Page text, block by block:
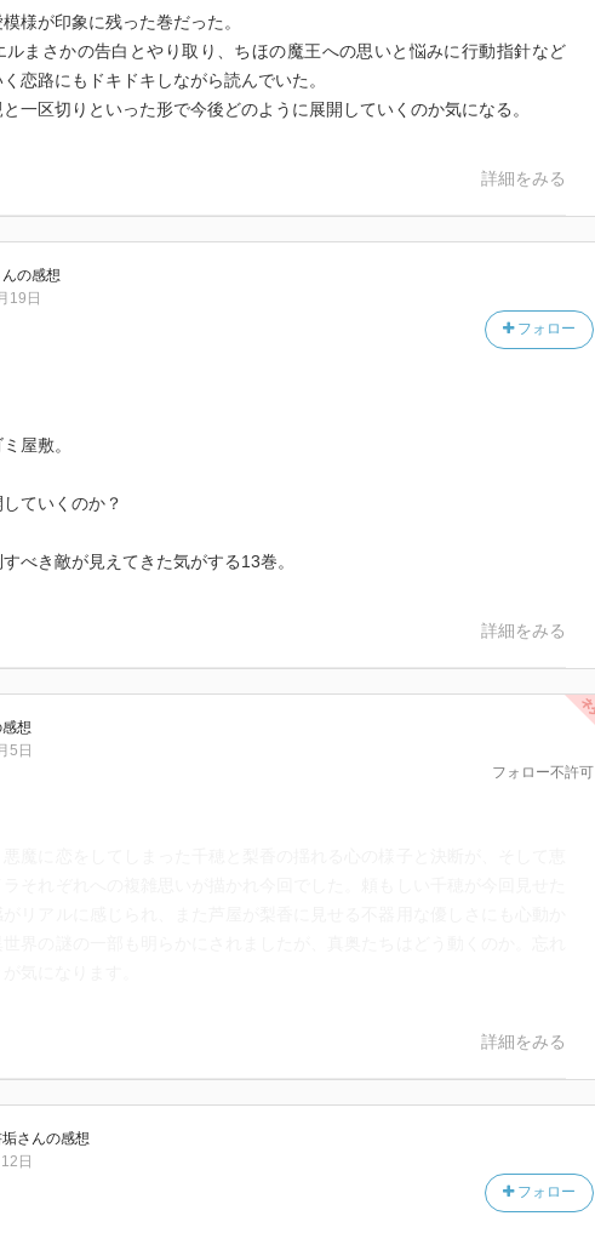
様が印象に残った巻だった。
ルまさかの告白とやり取り、ちほの魔王への思いと悩みに行動指針など
恋路にもドキドキしながら読んでいた。
一区切りといった形で今後どのように展開していくのか気になる。
詳細をみる
の感想
フォロー
19日
屋敷。
ていくのか？
べき敵が見えてきた気がする13巻。
詳細をみる
想
フォロー不許可
5日
詳細をみる
さんの感想
フォロー
日